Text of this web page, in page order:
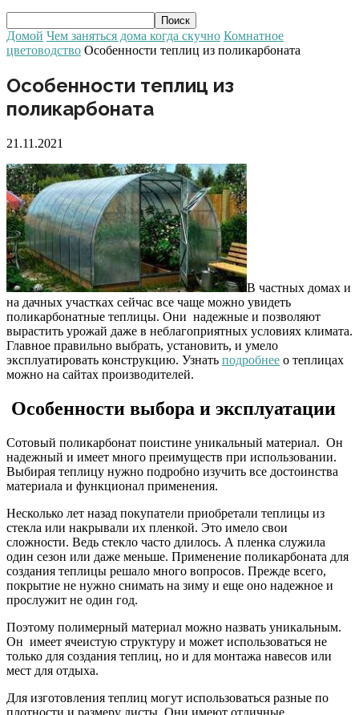
Домой Чем заняться дома когда скучно Комнатное
цветоводство Особенности теплиц из поликарбоната
Особенности теплиц из
поликарбоната
21.11.2021
В частных домах и
на дачных участках сейчас все чаще можно увидеть
поликарбонатные теплицы. Они надежные и позволяют
вырастить урожай даже в неблагоприятных условиях климата.
Главное правильно выбрать, установить, и умело
эксплуатировать конструкцию. Узнать подробнее о теплицах
можно на сайтах производителей.
Особенности выбора и эксплуатации
Сотовый поликарбонат поистине уникальный материал. Он
надежный и имеет много преимуществ при использовании.
Выбирая теплицу нужно подробно изучить все достоинства
материала и функционал применения.
Несколько лет назад покупатели приобретали теплицы из
стекла или накрывали их пленкой. Это имело свои
сложности. Ведь стекло часто длилось. А пленка служила
один сезон или даже меньше. Применение поликарбоната для
создания теплицы решало много вопросов. Прежде всего,
покрытие не нужно снимать на зиму и еще оно надежное и
прослужит не один год.
Поэтому полимерный материал можно назвать уникальным.
Он имеет ячеистую структуру и может использоваться не
только для создания теплиц, но и для монтажа навесов или
мест для отдыха.
Для изготовления теплиц могут использоваться разные по
плотности и размеру листы. Они имеют отличные